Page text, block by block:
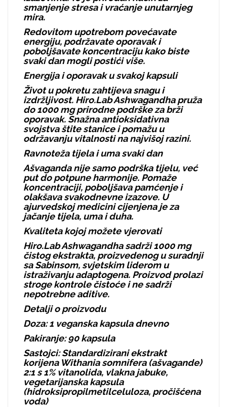
smanjenje stresa i vraćanje unutarnjeg
mira.
Redovitom upotrebom povećavate
energiju, podržavate oporavak i
poboljšavate koncentraciju kako biste
svaki dan mogli postići više.
Energija i oporavak u svakoj kapsuli
Život u pokretu zahtijeva snagu i
izdržljivost. Hiro.Lab Ashwagandha pruža
do 1000 mg prirodne podrške za brži
oporavak. Snažna antioksidativna
svojstva štite stanice i pomažu u
održavanju vitalnosti na najvišoj razini.
Ravnoteža tijela i uma svaki dan
Ašvaganda nije samo podrška tijelu, već
put do potpune harmonije. Pomaže
koncentraciji, poboljšava pamćenje i
olakšava svakodnevne izazove. U
ajurvedskoj medicini cijenjena je za
jačanje tijela, uma i duha.
Kvaliteta kojoj možete vjerovati
Hiro.Lab Ashwagandha sadrži 1000 mg
čistog ekstrakta, proizvedenog u suradnji
sa Sabinsom, svjetskim liderom u
istraživanju adaptogena. Proizvod prolazi
stroge kontrole čistoće i ne sadrži
nepotrebne aditive.
Detalji o proizvodu
Doza: 1 veganska kapsula dnevno
Pakiranje: 90 kapsula
Sastojci: Standardizirani ekstrakt
korijena Withania somnifera (ašvagande)
2:1 s 1% vitanolida, vlakna jabuke,
vegetarijanska kapsula
(hidroksipropilmetilceluloza, pročišćena
voda)